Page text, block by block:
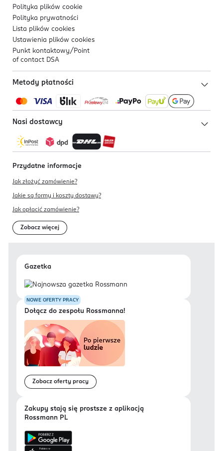
Polityka plików cookie
Polityka prywatności
Lista plików cookies
Ustawienia plików cookies
Punkt kontaktowy/ Point
of contact DSA
Metody płatności
Nasi dostawcy
Przydatne informacje
Jak złożyć zamówienie?
Jakie są formy i koszty dostawy?
Jak opłacić zamówienie?
Zobacz więcej
Gazetka
NOWE OFERTY PRACY
Dołącz do zespołu Rossmanna!
Zobacz oferty pracy
Zakupy stają się prostsze z aplikacją
Rossmann PL